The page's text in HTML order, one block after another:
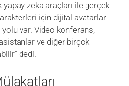
yapay zeka araçları ile gerçek
için dijital avatarlar
var. Video konferans,
ve diğer birçok
dedi.